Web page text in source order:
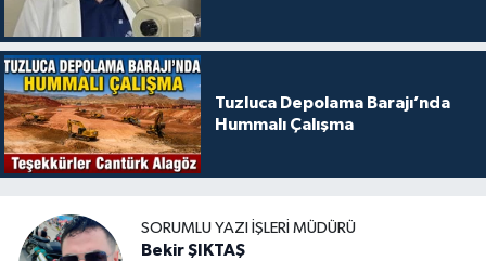
Tuzluca Depolama Barajı’nda
Hummalı Çalışma
SORUMLU YAZI İŞLERI MÜDÜRÜ
Bekir ŞIKTAŞ